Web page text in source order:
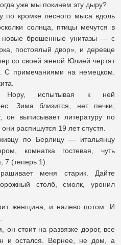
уже мы покинем эту дыру?
кромке лесного мыса вдоль
солнца, птицы мечутся в
брошенные унитазы — с
постоялый двор», и деревце
со своей женой Юлией чертят
С примечаниями на немецком.
Нору, испытывая к ней
Зима близится, нет печки,
он выписывает литературу по
распишутся 19 лет спустя.
по Берлицу — итальянцу
комнатка гостевая, чуть
7 (теперь 1).
меня старик. Дайте
столб, смолк, уронил
женщина, и налево потом. И
он стоит на развязке дорог, все
и остался. Вернее, не дом, а